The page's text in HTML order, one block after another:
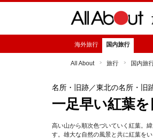
海外旅行 国内旅行
All About 旅行 国内旅
名所・旧跡／東北の名所・旧
一足早い紅葉を
高い山から順次色づいていく紅葉。
す。雄大な自然の風景と共に紅葉を